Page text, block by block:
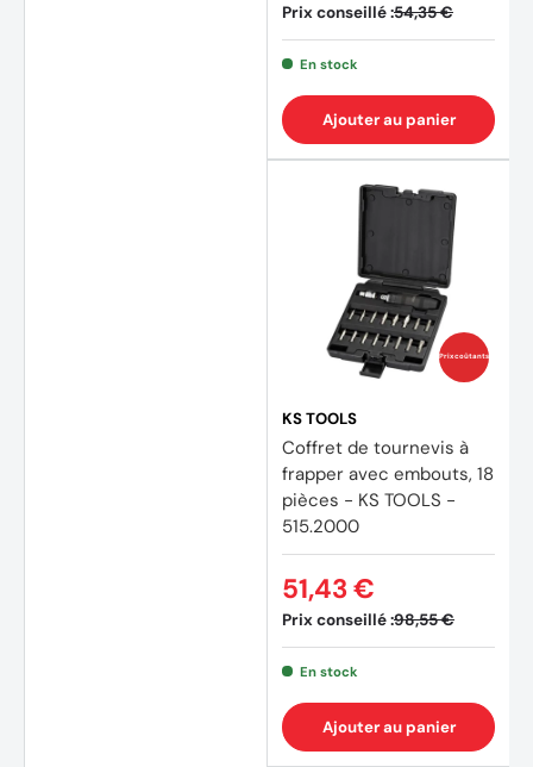
(1
Prix conseillé :54,35 €
En stock
Ajouter au panier
Prix coûtants
KS TOOLS
Coffret de tournevis à
frapper avec embouts, 18
pièces - KS TOOLS -
515.2000
Prix conseillé :98,55 €
51,43 €
En stock
Ajouter au panier